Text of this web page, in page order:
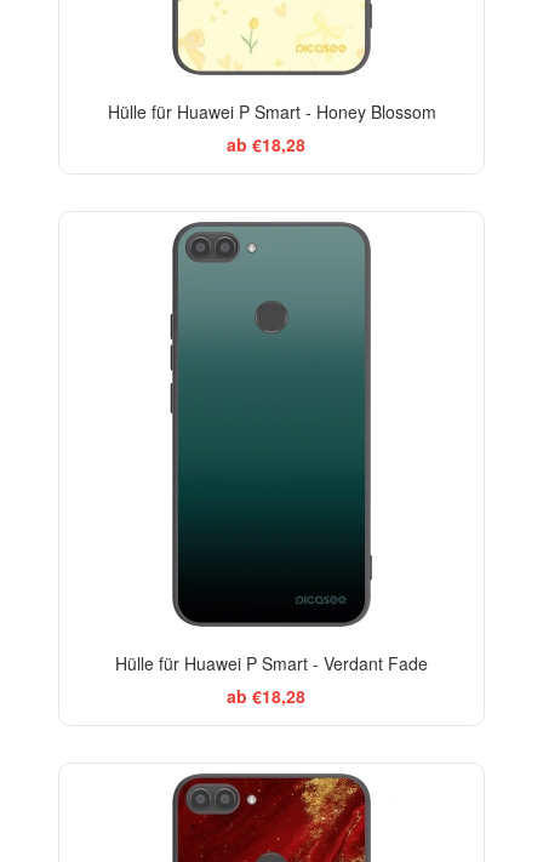
Hülle für Huawei P Smart - Honey Blossom
ab €18,28
Hülle für Huawei P Smart - Verdant Fade
ab €18,28